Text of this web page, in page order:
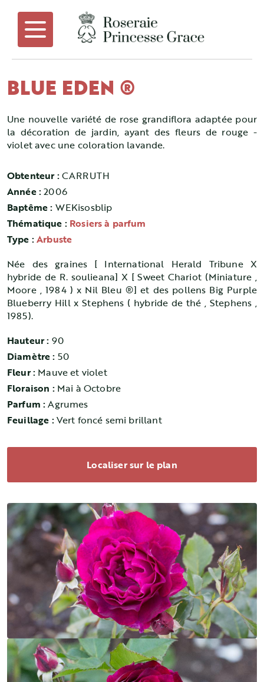
BLUE EDEN ®
Une nouvelle variété de rose grandiflora adaptée pour
la décoration de jardin, ayant des fleurs de rouge -
violet avec une coloration lavande.
Obtenteur :CARRUTH
Année :2006
Baptême : WEKisosblip
Thématique : Rosiers à parfum
Type :Arbuste
Née des graines [ International Herald Tribune X
hybride de R. soulieana] X [ Sweet Chariot (Miniature ,
Moore , 1984 ) x Nil Bleu ®] et des pollens Big Purple
Blueberry Hill x Stephens ( hybride de thé , Stephens ,
1985).
Hauteur : 90
Diamètre : 50
Fleur : Mauve et violet
Floraison : Mai à Octobre
Parfum :Agrumes
Feuillage :Vert foncé semi brillant
Localiser sur le plan